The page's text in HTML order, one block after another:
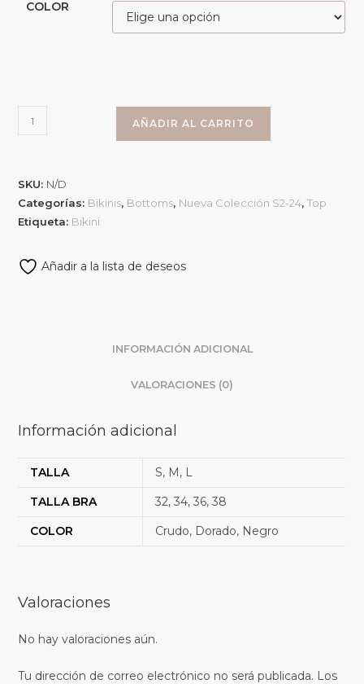
COLOR
AÑADIR AL CARRITO
SKU: N/D
Categorías: Bikinis, Bottoms, Nueva Colección S2-24,Top
Etiqueta: Bikini
Añadir a la lista de deseos
INFORMACIÓN ADICIONAL
VALORACIONES (0)
Información adicional
TALLA
S, M, L
TALLA BRA
32, 34, 36, 38
COLOR
Crudo, Dorado, Negro
Valoraciones
No hay valoraciones aún.
Tu dirección de correo electrónico no será publicada. Los